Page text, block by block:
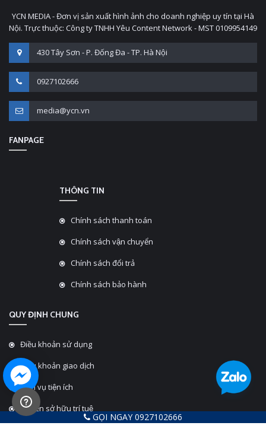
YCN MEDIA - Đơn vị sản xuất hình ảnh cho doanh nghiệp uy tín tại Hà
Nội. Trực thuộc: Công ty TNHH Yêu Content Network - MST 0109954149
430 Tây Sơn - P. Đống Đa - TP. Hà Nội
0927102666
media@ycn.vn
FANPAGE
THÔNG TIN
Chính sách thanh toán
Chính sách vận chuyển
Chính sách đổi trả
Chính sách bảo hành
QUY ĐỊNH CHUNG
Điều khoản sử dụng
Điều khoản giao dịch
Dịch vụ tiện ích
Quyền sở hữu trí tuệ
GỌI NGAY 0927102666